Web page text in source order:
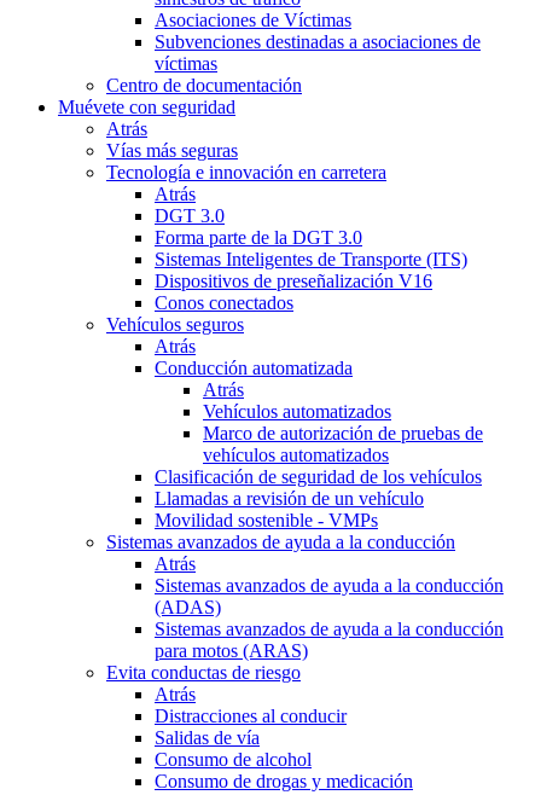
Asociaciones de Víctimas
Subvenciones destinadas a asociaciones de
víctimas
Centro de documentación
Muévete con seguridad
Atrás
Vías más seguras
Tecnología e innovación en carretera
Atrás
DGT 3.0
Forma parte de la DGT 3.0
Sistemas Inteligentes de Transporte (ITS)
Dispositivos de preseñalización V16
Conos conectados
Vehículos seguros
Atrás
Conducción automatizada
Atrás
Vehículos automatizados
Marco de autorización de pruebas de
vehículos automatizados
Clasificación de seguridad de los vehículos
Llamadas a revisión de un vehículo
Movilidad sostenible - VMPs
Sistemas avanzados de ayuda a la conducción
Atrás
Sistemas avanzados de ayuda a la conducción
(ADAS)
Sistemas avanzados de ayuda a la conducción
para motos (ARAS)
Evita conductas de riesgo
Atrás
Distracciones al conducir
Salidas de vía
Consumo de alcohol
Consumo de drogas y medicación